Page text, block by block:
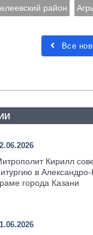
район
Все
Кирилл
в
города Казани